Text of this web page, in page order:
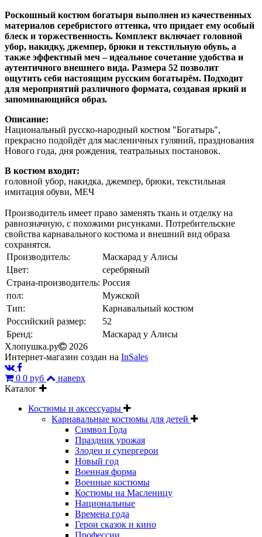
Роскошный костюм богатыря выполнен из качественных
материалов серебристого оттенка, что придает ему особый
блеск и торжественность. Комплект включает головной
убор, накидку, джемпер, брюки и текстильную обувь, а
также эффектный меч – идеальное сочетание удобства и
аутентичного внешнего вида. Размера 52 позволит
ощутить себя настоящим русским богатырём. Подходит
для мероприятий различного формата, создавая яркий и
запоминающийся образ.
Описание:
Национальный русско-народный костюм "Богатырь",
прекрасно подойдёт для масленичных гуляний, празднования
Нового года, дня рождения, театральных постановок.
В костюм входит:
головной убор, накидка, джемпер, брюки, текстильная
имитация обуви, МЕЧ
Производитель имеет право заменять ткань и отделку на
равнозначную, с похожими рисунками. Потребительские
свойства карнавального костюма и внешний вид образа
сохранятся.
Производитель:
Маскарад у Алисы
Цвет:
серебряный
Страна-производитель: Россия
пол:
Мужской
Тип:
Карнавальный костюм
Российский размер:
52
Бренд:
Маскарад у Алисы
Хлопушка.ру
2026
Интернет-магазин создан на InSales
0 0 руб
наверх
Каталог
Костюмы и аксессуары
Карнавальные костюмы для детей
Символ Года
Праздник урожая
Злодеи и супергерои
Новый год
Военная форма
Военные костюмы
Костюмы на Масленицу
Национальные
Времена года
Герои сказок и кино
Профессии